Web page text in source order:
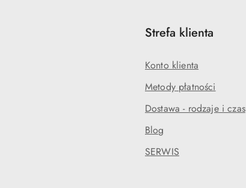
Strefa klienta
Konto klienta
Metody płatności
Dostawa - rodzaje i czas
Blog
SERWIS